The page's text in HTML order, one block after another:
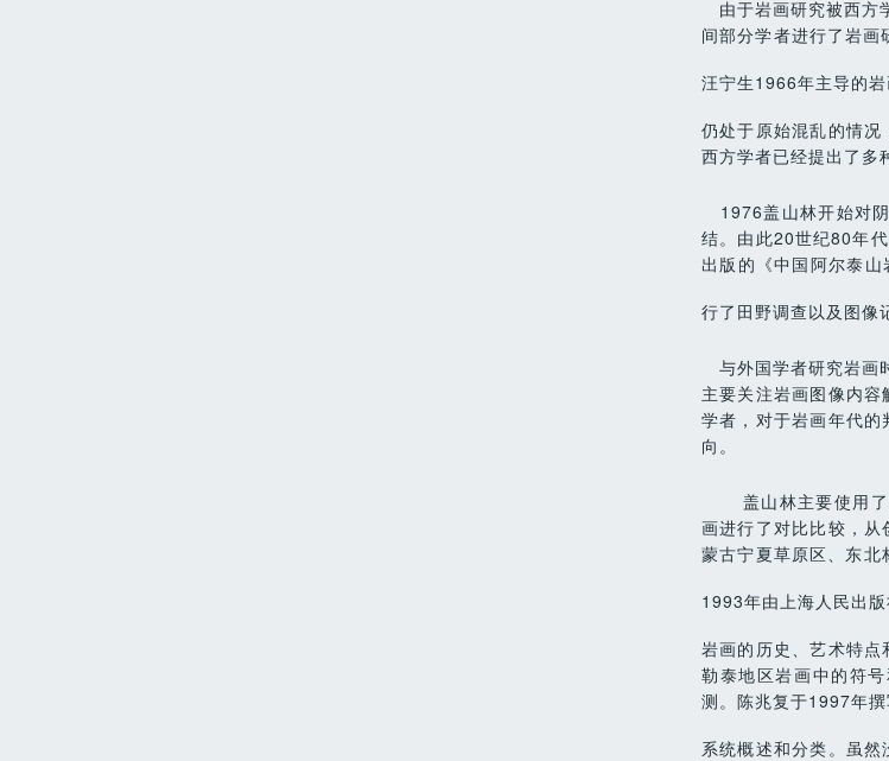
由于岩画研究被西方
间部分学者进行了岩画
汪宁生1966年主导的
仍处于原始混乱的情
西方学者已经提出了多
1976盖山林开始对
结。由此20世纪80年
出版的《中国阿尔泰山
行了田野调查以及图像
与外国学者研究岩画
主要关注岩画图像内
学者，对于岩画年代
向。
盖山林主要使用
画进行了对比比较，
蒙古宁夏草原区、东北
1993年由上海人民出
岩画的历史、艺术特
勒泰地区岩画中的符
测。陈兆复于1997年撰
系统概述和分类。虽